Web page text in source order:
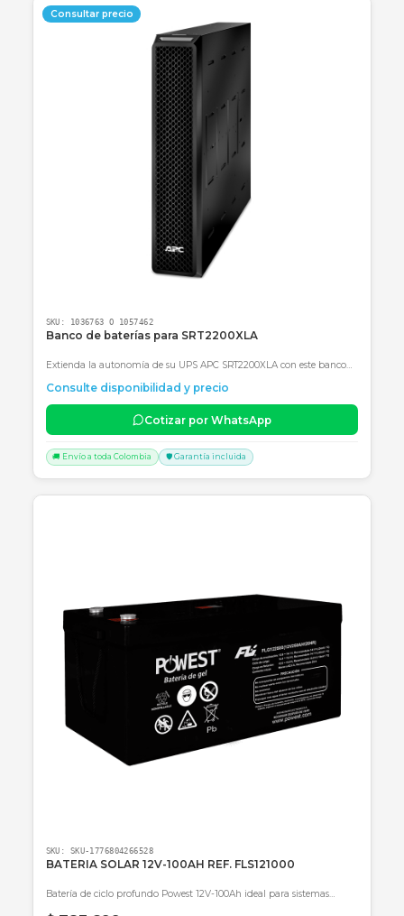
repentinos en un 95%. La instalación en el
fue sumamente sencilla y el soporte de
NetPower IT fue clave para elegir la
Andrés Felipe Montoya
Infraestructura, Cali (Valle del Cauca).
¿Por qué comprar en NetPower IT?
NetPower IT, no solo vendemos hardware;
entregamos soluciones de continuidad operativa.
Somos expertos en el mercado colombiano y
Al comprar con nosotros, obtienes asesoría
especializada, facturación legal con IVA y la
directa con el fabricante. Nos aseguramos de que
kit de baterías para tu UPS de 1kVAllegue en
perfectas condiciones y listo para instalar.